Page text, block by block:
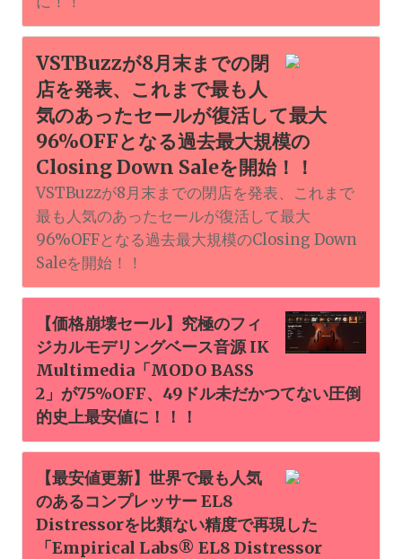
VSTBuzzが8月末までの閉
店を発表、これまで最も人
気のあったセールが復活して最大
96%OFFとなる過去最大規模の
Closing Down Saleを開始！！
VSTBuzzが8月末までの閉店を発表、これまで
最も人気のあったセールが復活して最大
96%OFFとなる過去最大規模のClosing Down
Saleを開始！！
【価格崩壊セール】究極のフィ
ジカルモデリングベース音源 IK
Multimedia「MODO BASS
2」が75%OFF、49ドル未だかつてない圧倒
的史上最安値に！！！
【最安値更新】世界で最も人気
のあるコンプレッサー EL8
Distressorを比類ない精度で再現した
「Empirical Labs® EL8 Distressor